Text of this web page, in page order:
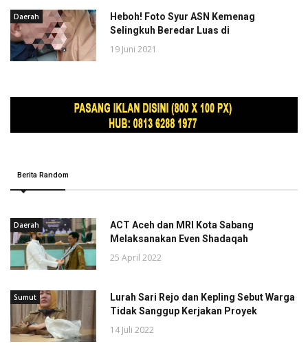
Daerah
Heboh! Foto Syur ASN Kemenag
Selingkuh Beredar Luas di
19 Juni 2021
Berita Random
Daerah
ACT Aceh dan MRI Kota Sabang
Melaksanakan Even Shadaqah
25 April 2022
Sumut
Lurah Sari Rejo dan Kepling Sebut Warga
Tidak Sanggup Kerjakan Proyek
14 Juli 2022